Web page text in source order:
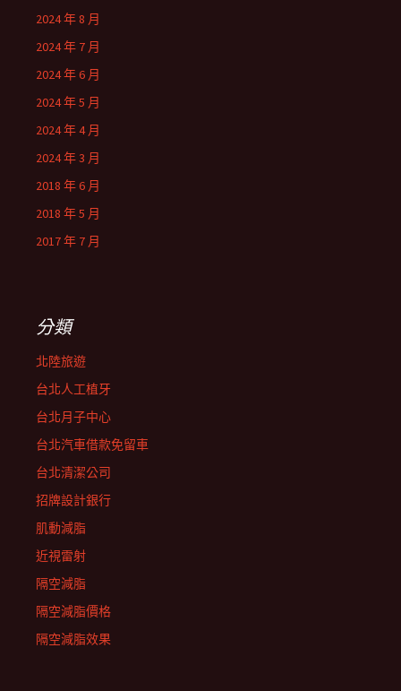
2024 年 8 月
2024 年 7 月
2024 年 6 月
2024 年 5 月
2024 年 4 月
2024 年 3 月
2018 年 6 月
2018 年 5 月
2017 年 7 月
分類
北陸旅遊
台北人工植牙
台北月子中心
台北汽車借款免留車
台北清潔公司
招牌設計銀行
肌動減脂
近視雷射
隔空減脂
隔空減脂價格
隔空減脂效果